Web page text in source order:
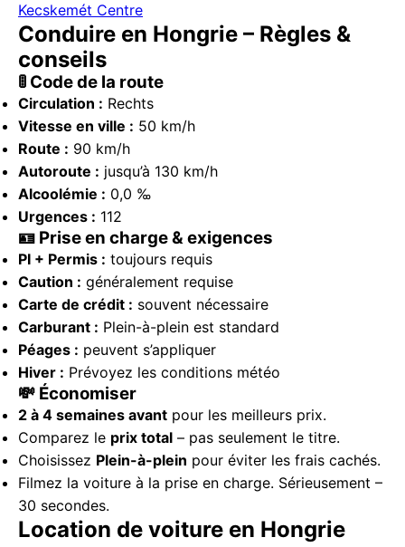
Kecskemét Centre
Conduire en Hongrie – Règles &
conseils
🚦 Code de la route
Circulation : Rechts
Vitesse en ville : 50 km/h
Route : 90 km/h
Autoroute : jusqu’à 130 km/h
Alcoolémie : 0,0 ‰
Urgences : 112
🪪 Prise en charge & exigences
PI + Permis : toujours requis
Caution : généralement requise
Carte de crédit : souvent nécessaire
Carburant : Plein-à-plein est standard
Péages : peuvent s’appliquer
Hiver : Prévoyez les conditions météo
💸 Économiser
2 à 4 semaines avant pour les meilleurs prix.
Comparez le prix total – pas seulement le titre.
Choisissez Plein-à-plein pour éviter les frais cachés.
Filmez la voiture à la prise en charge. Sérieusement –
30 secondes.
Location de voiture en Hongrie